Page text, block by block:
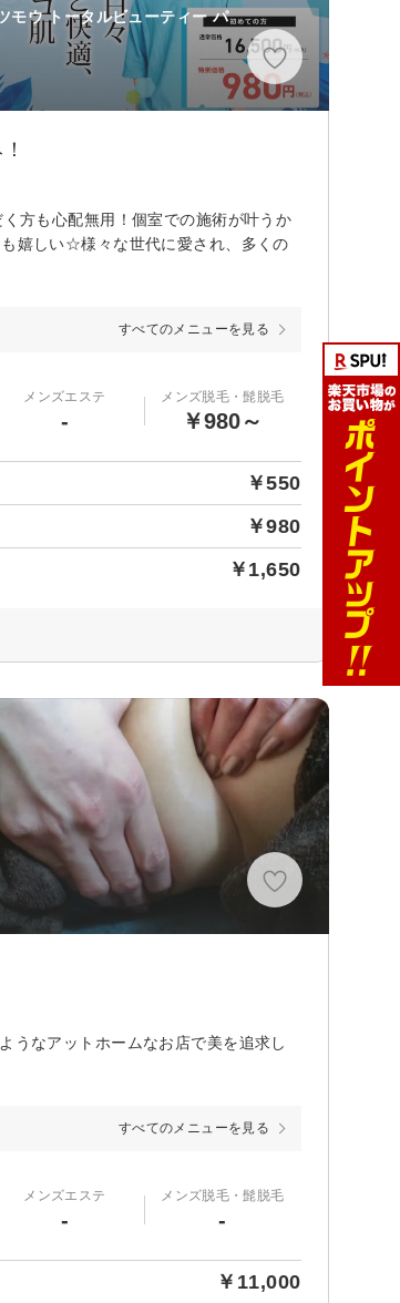
モウ トータルビューティー パ
方も心配無用！個室での施術が叶うか
嬉しい☆様々な世代に愛され、多くの
すべてのメニューを見る
メンズエステ
-
メンズ脱毛・髭脱毛
￥980～
￥550
￥980
￥1,650
うなアットホームなお店で美を追求し
すべてのメニューを見る
メンズエステ
-
メンズ脱毛・髭脱毛
-
￥11,000